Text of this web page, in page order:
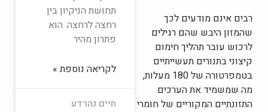
רבים אינם מודעים לכך
שהמזון היבש שהם רגילים
לרכוש עובר תהליך חימום
קיצוני בתנורים תעשייתיים
בטמפרטורה של 180 מעלות,
מה שמשמיד את הערכים
התזונתיים המקוריים של חומרי
תחושת הניקיון בין
רחצה לרחצה. הוא
פתרון מהיר
לקריאה נוספת »
חיים נהרדע